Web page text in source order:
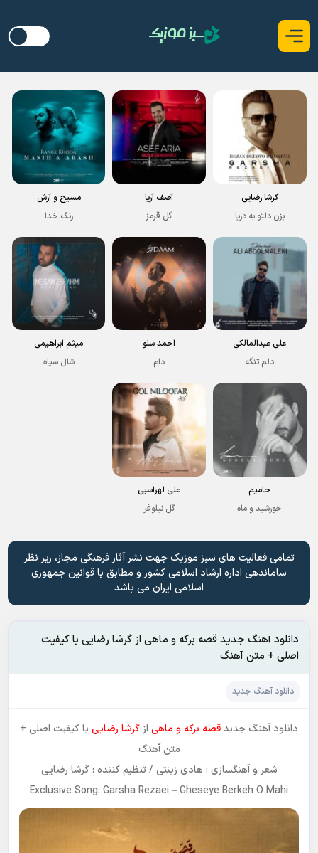
گرشا رضایی
بزن دلتو به دریا
آصف آریا
گل قرمز
مسیح و آرش
رنگ خدا
علی عبدالمالکی
دلم تنگه
احمد سلو
دام
میثم ابراهیمی
شال سیاه
حامیم
خورشید و ماه
علی لهراسبی
گل نیلوفر
تمامی فعالیت های سبز موزیک جهت نشر آثار فرهنگی مجاز، زیر نظر
ساماندهی اداره ارشاد اسلامی کشور و مطابق با قوانین جمهوری
اسلامی ایران می باشد
دانلود آهنگ جدید قصه برکه و ماهی از گرشا رضایی با کیفیت
اصلی + متن آهنگ
دانلود آهنگ جدید
دانلود آهنگ جدیدقصه برکه و ماهی از گرشا رضایی با کیفیت اصلی +
متن آهنگ
شعر و آهنگسازی : هادی زینتی / تنظیم کننده : گرشا رضایی
Exclusive Song: Garsha Rezaei – Gheseye Berkeh O Mahi